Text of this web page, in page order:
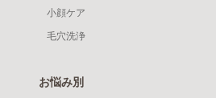
小顔ケア
毛穴洗浄
お悩み別